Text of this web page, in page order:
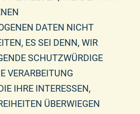
DATEN NICHT
ES SEI DENN, WIR
SCHUTZWÜRDIGE
VERARBEITUNG
IHRE INTERESSEN,
ÜBERWIEGEN